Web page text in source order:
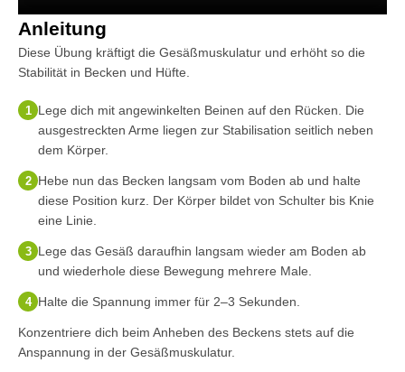
Anleitung
Diese Übung kräftigt die Gesäßmuskulatur und erhöht so die
Stabilität in Becken und Hüfte.
1 Lege dich mit angewinkelten Beinen auf den Rücken. Die
ausgestreckten Arme liegen zur Stabilisation seitlich neben
dem Körper.
2 Hebe nun das Becken langsam vom Boden ab und halte
diese Position kurz. Der Körper bildet von Schulter bis Knie
eine Linie.
3 Lege das Gesäß daraufhin langsam wieder am Boden ab
und wiederhole diese Bewegung mehrere Male.
4 Halte die Spannung immer für 2–3 Sekunden.
Konzentriere dich beim Anheben des Beckens stets auf die
Anspannung in der Gesäßmuskulatur.